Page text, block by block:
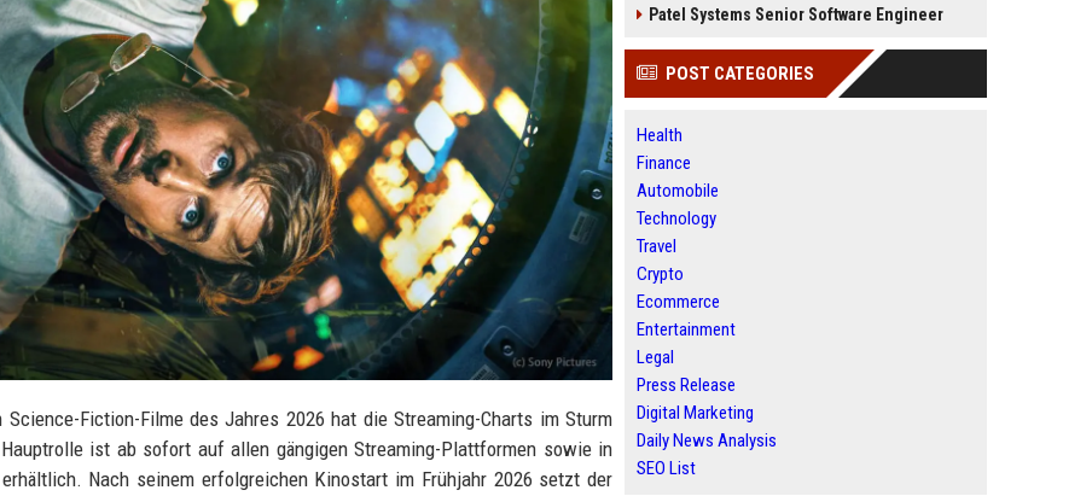
Fiction-Filme des Jahres 2026 hat die Streaming-Charts im Sturm
ist ab sofort auf allen gängigen Streaming-Plattformen sowie in
Nach seinem erfolgreichen Kinostart im Frühjahr 2026 setzt der
Patel Systems Senior Software Engineer
POST CATEGORIES
Health
Finance
Automobile
Technology
Travel
Crypto
Ecommerce
Entertainment
Legal
Press Release
Digital Marketing
Daily News Analysis
SEO List